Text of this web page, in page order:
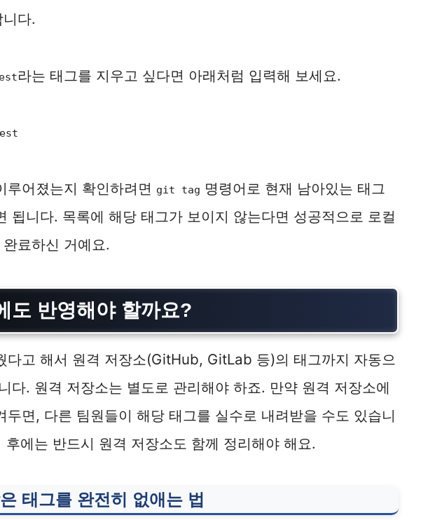
다.
라는 태그를 지우고 싶다면 아래처럼 입력해 보세요.
루어졌는지 확인하려면 git tag 명령어로 현재 남아있는 태그
됩니다. 목록에 해당 태그가 보이지 않는다면 성공적으로 로컬
완료하신 거예요.
도 반영해야 할까요?
다고 해서 원격 저장소(GitHub, GitLab 등)의 태그까지 자동으
다. 원격 저장소는 별도로 관리해야 하죠. 만약 원격 저장소에
두면, 다른 팀원들이 해당 태그를 실수로 내려받을 수도 있습니
에는 반드시 원격 저장소도 함께 정리해야 해요.
태그를 완전히 없애는 법